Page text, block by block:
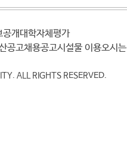
공개
대학자체평가
산공고 채용공고 시설물 이용
오시
ALL RIGHTS RESERVED.